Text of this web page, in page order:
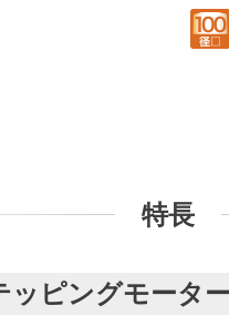
特長
ピングモータ